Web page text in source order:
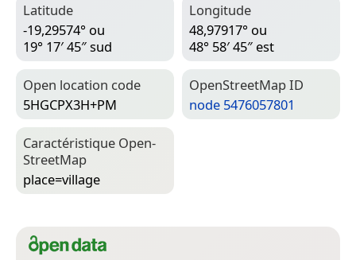
Latitude
-19,29574° ou
19° 17′ 45″ sud
Longitude
48,97917° ou
48° 58′ 45″ est
Open location code
5HGCPX3H+PM
Open­Street­Map ID
node 5476057801
Caractéristique Open­
Street­Map
place=­village